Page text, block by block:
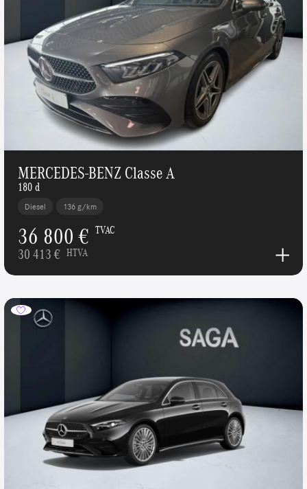
MERCEDES-BENZ Classe A
180 d
Diesel 136 g/km
36 800 € TVAC
30 413 € HTVA